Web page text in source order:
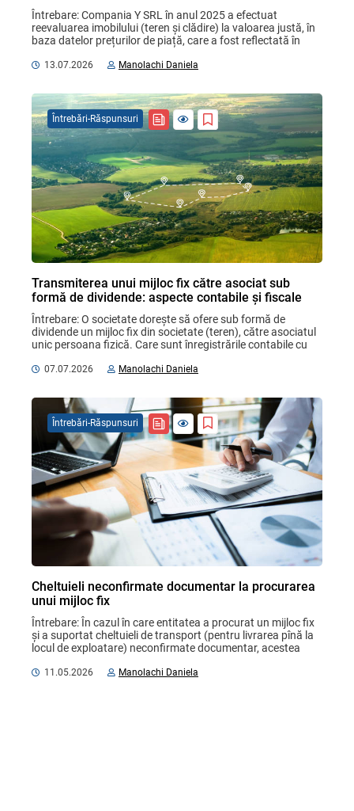
Întrebare: Compania Y SRL în anul 2025 a efectuat
reevaluarea imobilului (teren și clădire) la valoarea justă, în
baza datelor prețurilor de piață, care a fost reflectată în
13.07.2026 Manolachi Daniela
Transmiterea unui mijloc fix către asociat sub
formă de dividende: aspecte contabile și fiscale
Întrebare: O societate dorește să ofere sub formă de
dividende un mijloc fix din societate (teren), către asociatul
unic persoana fizică. Care sunt înregistrările contabile cu
07.07.2026 Manolachi Daniela
Întrebări-Răspunsuri
Cheltuieli neconfirmate documentar la procurarea
unui mijloc fix
Întrebare: În cazul în care entitatea a procurat un mijloc fix
și a suportat cheltuieli de transport (pentru livrarea pînă la
locul de exploatare) neconfirmate documentar, acestea
11.05.2026 Manolachi Daniela
Întrebări-Răspunsuri